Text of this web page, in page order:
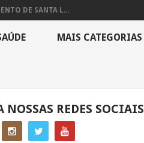
DE SANTA L...
MAIS CATEGORIAS
NOSSAS REDES SOCIAIS